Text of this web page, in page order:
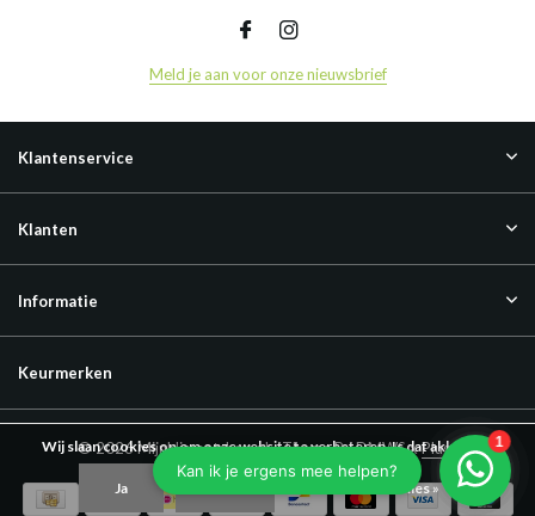
Meld je aan voor onze nieuwsbrief
Klantenservice
Klanten
Informatie
Keurmerken
© 2026 Mijnklimaatshop.nl - Theme ByDMWSxPlus+
Wij slaan cookies op om onze website te verbeteren. Is dat akkoord?
Ja Meer over cookies »